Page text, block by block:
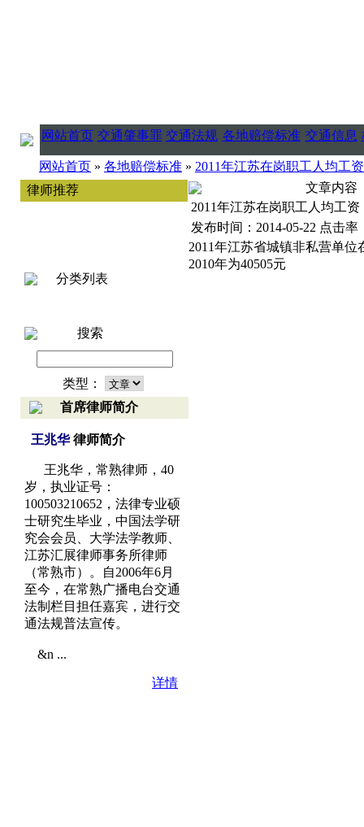
网站首页 交通肇事罪 交通法规 各地赔偿标准 交通信息
网站首页 » 各地赔偿标准 » 2011年江苏在岗职工人均工资
律师推荐
分类列表
搜索
类型：
首席律师简介
王兆华 律师简介
王兆华，常熟律师，40
岁，执业证号：
100503210652，法律专业硕
士研究生毕业，中国法学研
究会会员、大学法学教师、
江苏汇展律师事务所律师
（常熟市）。自2006年6月
至今，在常熟广播电台交通
法制栏目担任嘉宾，进行交
通法规普法宣传。
&n ...
详情
文章内容
2011年江苏在岗职工人均工资
发布时间：2014-05-22 点击率
2011年江苏省城镇非私营单位
2010年为40505元